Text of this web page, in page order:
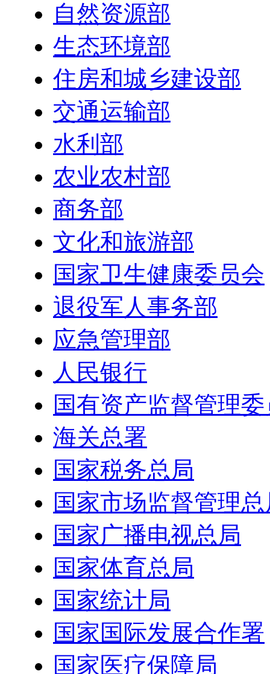
自然资源部
生态环境部
住房和城乡建设部
交通运输部
水利部
农业农村部
商务部
文化和旅游部
国家卫生健康委员会
退役军人事务部
应急管理部
人民银行
国有资产监督管理
海关总署
国家税务总局
国家市场监督管理
国家广播电视总局
国家体育总局
国家统计局
国家国际发展合作署
国家医疗保障局